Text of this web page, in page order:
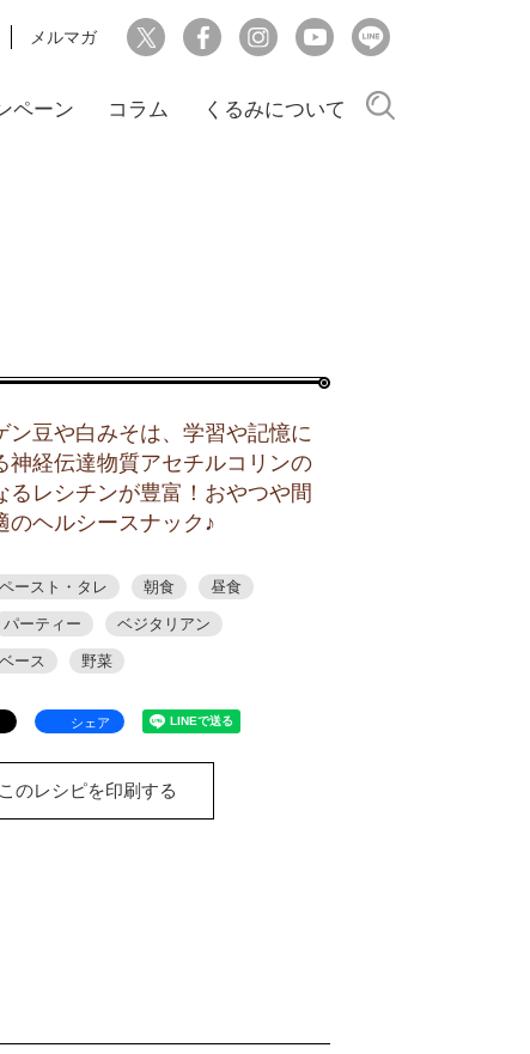
メルマガ
ペーン コラム くるみについて
ン豆や白みそは、学習や記憶に
神経伝達物質アセチルコリンの
るレシチンが豊富！おやつや間
のヘルシースナック♪
ースト・タレ 朝食 昼食
パーティー ベジタリアン
ース 野菜
シェア
このレシピを印刷する